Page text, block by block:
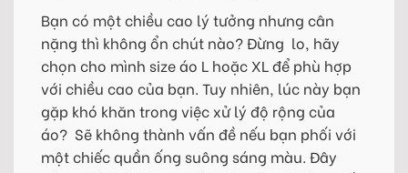
Bạn có một chiều cao lý tưởng nhưng cân
nặng thì không ổn chút nào? Đừng lo, hãy
chọn cho mình size áo L hoặc XL để phù hợp
với chiều cao của bạn. Tuy nhiên, lúc này bạn
gặp khó khăn trong việc xử lý độ rộng của
áo? Sẽ không thành vấn đề nếu bạn phối với
một chiếc quần ống suông sáng màu. Đây